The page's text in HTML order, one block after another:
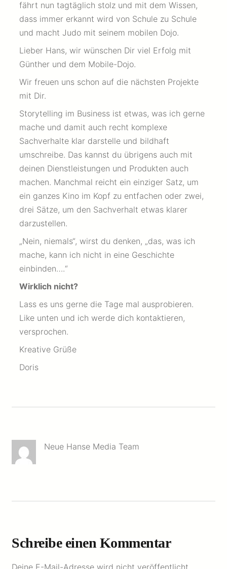
fährt nun tagtäglich stolz und mit dem Wissen,
dass immer erkannt wird von Schule zu Schule
und macht Judo mit seinem mobilen Dojo.
Lieber Hans, wir wünschen Dir viel Erfolg mit
Günther und dem Mobile-Dojo.
Wir freuen uns schon auf die nächsten Projekte
mit Dir.
Storytelling im Business ist etwas, was ich gerne
mache und damit auch recht komplexe
Sachverhalte klar darstelle und bildhaft
umschreibe. Das kannst du übrigens auch mit
deinen Dienstleistungen und Produkten auch
machen. Manchmal reicht ein einziger Satz, um
ein ganzes Kino im Kopf zu entfachen oder zwei,
drei Sätze, um den Sachverhalt etwas klarer
darzustellen.
„Nein, niemals“, wirst du denken, „das, was ich
mache, kann ich nicht in eine Geschichte
einbinden….“
Wirklich nicht?
Lass es uns gerne die Tage mal ausprobieren.
Like unten und ich werde dich kontaktieren,
versprochen.
Kreative Grüße
Doris
Neue Hanse Media Team
Schreibe einen Kommentar
Deine E-Mail-Adresse wird nicht veröffentlicht.